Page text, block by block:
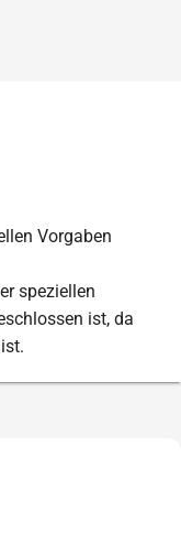
Vorgaben
speziellen
ist, da